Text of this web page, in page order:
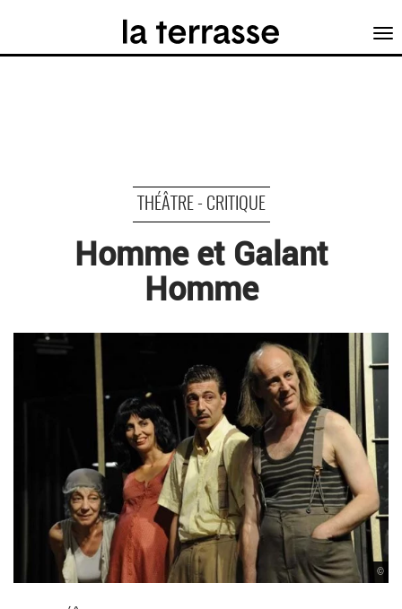
THÉÂTRE - CRITIQUE
Homme et Galant
Homme
©